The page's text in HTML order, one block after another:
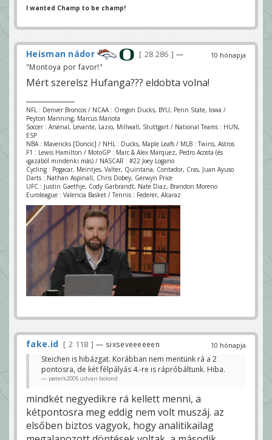
I wanted Champ to be champ!
10 hónapja
Heisman nádor 28 286
—
"Montoya por favor!"
Mért szerelsz Hufanga??? eldobta volna!
NFL : Denver Broncos / NCAA : Oregon Ducks, BYU, Penn State, Iowa /
Peyton Manning, Marcus Mariota
Soccer : Arsenal, Levante, Lazio, Millwall, Stuttgart / National Teams : HUN,
ESP
NBA : Mavericks [Doncic] / NHL : Ducks, Maple Leafs / MLB : Twins, Astros
F1 : Lewis Hamilton / MotoGP : Marc & Alex Marquez, Pedro Acosta (és
igazából mindenki más) / NASCAR : #22 Joey Logano
Cycling : Pogacar, Meintjes, Valter, Quintana, Contador, Cras, Juan Ayuso
Darts : Nathan Aspinall, Chris Dobey, Gerwyn Price
UFC : Justin Gaethje, Cody Garbrandt, Nate Diaz, Brandon Moreno
Euroleague : Valencia Basket / Tennis : Federer, Alcaraz
10 hónapja
fake.id 2 118 — sixseveeeeeen
Steichen is hibázgat. Korábban nem mentünk rá a 2
pontosra, de két félpályás 4.-re is rápróbáltunk. Hiba.
peterk2005 udvari bolond
mindkét negyedikre rá kellett menni, a
kétpontosra meg eddig nem volt muszáj. az
elsőben biztos vagyok, hogy analitikailag